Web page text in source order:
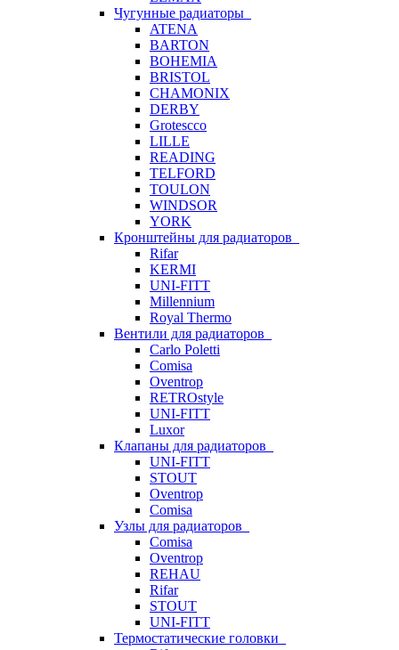
Чугунные радиаторы
ATENA
BARTON
BOHEMIA
BRISTOL
CHAMONIX
DERBY
Grotescco
LILLE
READING
TELFORD
TOULON
WINDSOR
YORK
Кронштейны для радиаторов
Rifar
KERMI
UNI-FITT
Millennium
Royal Thermo
Вентили для радиаторов
Carlo Poletti
Comisa
Oventrop
RETROstyle
UNI-FITT
Luxor
Клапаны для радиаторов
UNI-FITT
STOUT
Oventrop
Comisa
Узлы для радиаторов
Comisa
Oventrop
REHAU
Rifar
STOUT
UNI-FITT
Термостатические головки